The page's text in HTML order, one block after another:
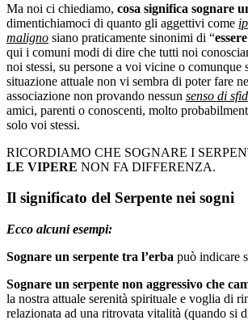
Ma noi ci chiediamo, cosa significa sognare
dimentichiamoci di quanto gli aggettivi come
maligno siano praticamente sinonimi di “
qui i comuni modi di dire che tutti noi
noi stessi, su persone a voi vicine o comunque
situazione attuale non vi sembra di poter fare
associazione non provando nessun senso di
amici, parenti o conoscenti, molto
solo voi stessi.
RICORDIAMO CHE SOGNARE I
LE VIPERE NON FA DIFFERENZA.
Il significato del Serpente nei sogni
Ecco alcuni esempi:
Sognare un serpente tra l’erba può indicare
Sognare un serpente non aggressivo che
la nostra attuale serenità spirituale e voglia di
relazionata ad una ritrovata vitalità (quando si